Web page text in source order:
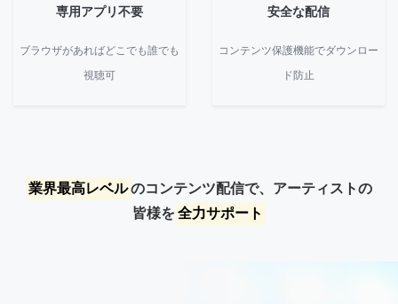
専用アプリ不要
ブラウザがあればどこでも誰でも
視聴可
安全な配信
コンテンツ保護機能でダウンロー
ド防止
業界最高レベルのコンテンツ配信で、アーティストの
皆様を 全力サポート